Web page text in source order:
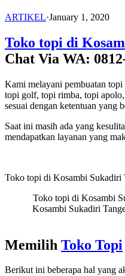
ARTIKEL·January 1, 2020
Toko topi di
Chat Via WA:
Kami melayani pembuatan
topi golf, topi rimba, topi
sesuai dengan ketentuan yang
Saat ini masih ada yang
mendapatkan layanan yang
Toko topi di Kosambi Sukadiri
Toko topi di Kosambi
Kosambi Sukadiri
Memilih Toko Topi
Berikut ini beberapa hal yang